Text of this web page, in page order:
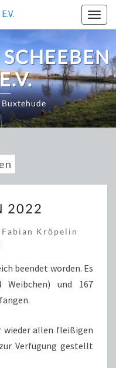
2022
Fabian Kröpelin
beendet worden. Es
Weibchen) und 167
wieder allen fleißigen
Verfügung gestellt